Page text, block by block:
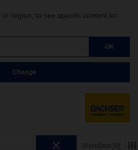
region, to see specific content for
OK
Change
Merkliste(0)